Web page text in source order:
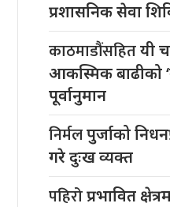
प्रशासनिक सेवा
काठमाडौंसहितयी
आकस्मिक बाढीको
पूर्वानुमान
निर्मलपुर्जाको
गरे दुःख व्यक्त
पहिरोप्रभावित